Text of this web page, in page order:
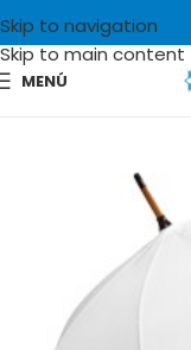
Skip to navigation
Skip to main content
MENÚ